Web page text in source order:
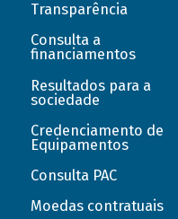
Transparência
Consulta a
financiamentos
Resultados para a
sociedade
Credenciamento de
Equipamentos
Consulta PAC
Moedas contratuais